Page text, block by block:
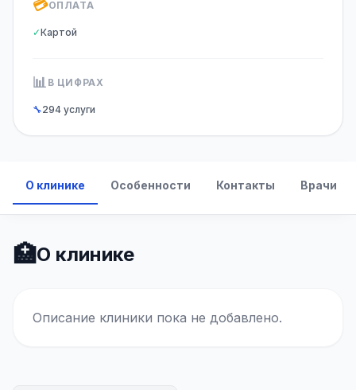
💳ОПЛАТА
✓Картой
📊 В ЦИФРАХ
🔧294 услуги
О клинике Особенности Контакты Врачи
🏥О клинике
Описание клиники пока не добавлено.